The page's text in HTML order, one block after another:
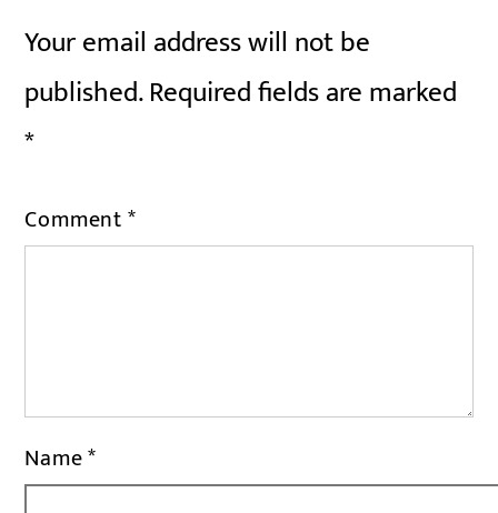
Your email address will not be
published.Required fields are marked
*
Comment*
Name*